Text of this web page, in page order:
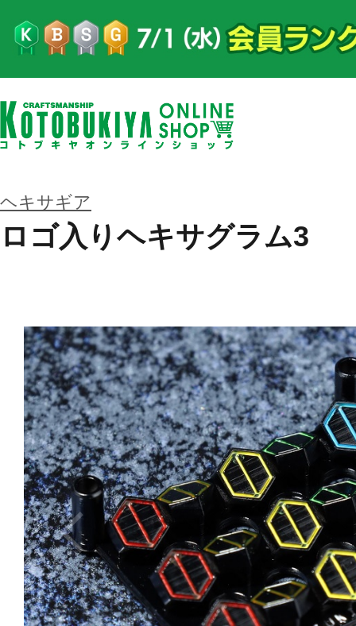
ヘキサギア
ロゴ入りヘキサグラム3